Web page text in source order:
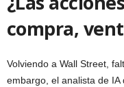
compra,
Volviendo a Wall Street,
embargo, el analista de